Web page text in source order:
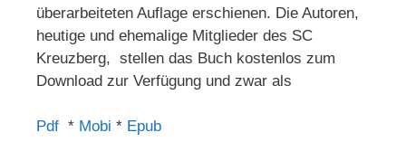
überarbeiteten Auflage erschienen. Die Autoren,
heutige und ehemalige Mitglieder des SC
Kreuzberg, stellen das Buch kostenlos zum
Download zur Verfügung und zwar als
Pdf * Mobi * Epub